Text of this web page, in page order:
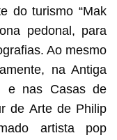
do turismo “Mak
pedonal, para
Ao mesmo
na Antiga
e nas Casas de
de Arte de Philip
artista pop